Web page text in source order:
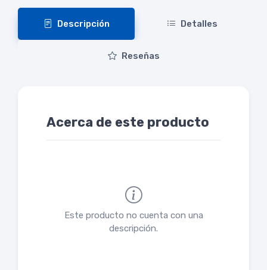
Descripción Detalles
Reseñas
Acerca de este producto
Este producto no cuenta con una
descripción.